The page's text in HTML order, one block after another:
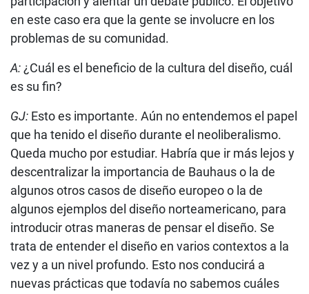
en este caso era que la gente se involucre en los
problemas de su comunidad.
A:¿Cuál es el beneficio de la cultura del diseño, cuál
es su fin?
GJ: Esto es importante. Aún no entendemos el papel
que ha tenido el diseño durante el neoliberalismo.
Queda mucho por estudiar. Habría que ir más lejos y
descentralizar la importancia de Bauhaus o la de
algunos otros casos de diseño europeo o la de
algunos ejemplos del diseño norteamericano, para
introducir otras maneras de pensar el diseño. Se
trata de entender el diseño en varios contextos a la
vez y a un nivel profundo. Esto nos conducirá a
nuevas prácticas que todavía no sabemos cuáles